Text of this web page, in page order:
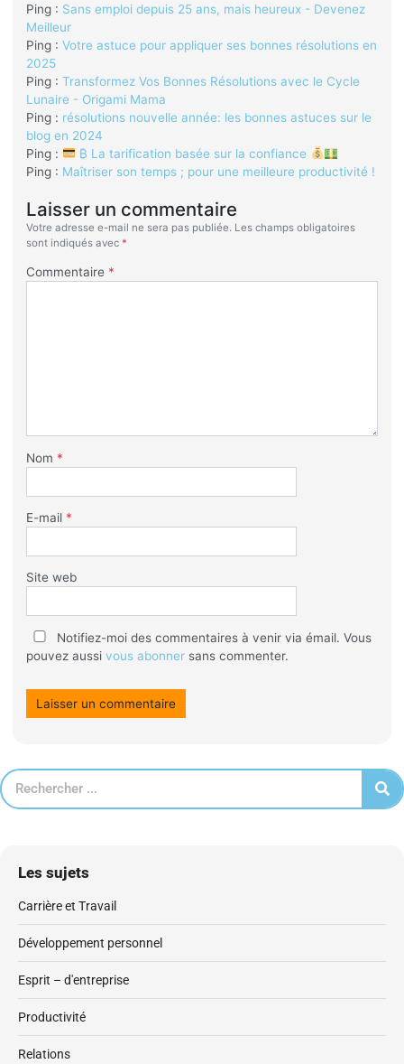
Ping : Sans emploi depuis 25 ans, mais heureux - Devenez
Meilleur
Ping : Votre astuce pour appliquer ses bonnes résolutions en
2025
Ping : Transformez Vos Bonnes Résolutions avec le Cycle
Lunaire - Origami Mama
Ping : résolutions nouvelle année: les bonnes astuces sur le
blog en 2024
Ping :
₿ La tarification basée sur la confiance
Ping : Maîtriser son temps ; pour une meilleure productivité !
Laisser un commentaire
Votre adresse e-mail ne sera pas publiée. Les champs obligatoires
sont indiqués avec *
Commentaire *
Nom *
E-mail *
Site web
Notifiez-moi des commentaires à venir via émail. Vous
pouvez aussi vous abonnersans commenter.
Les sujets
Carrière et Travail
Développement personnel
Esprit – d'entreprise
Productivité
Relations